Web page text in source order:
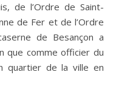
de l’Ordre de Saint-
de Fer et de l’Ordre
de Besançon a
que comme officier du
quartier de la ville en